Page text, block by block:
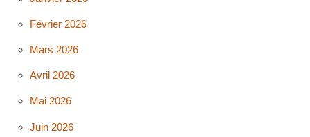
Février 2026
Mars 2026
Avril 2026
Mai 2026
Juin 2026